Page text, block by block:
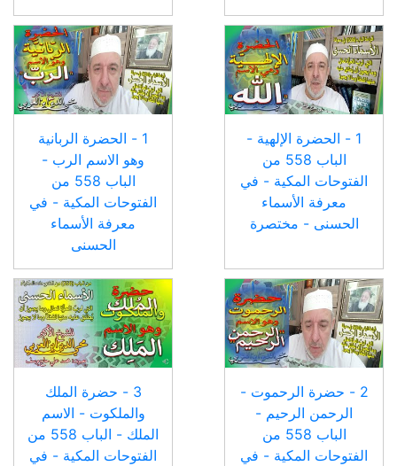
1 - الحضرة الإلهية -
الباب 558 من
الفتوحات المكية - في
معرفة الأسماء
الحسنى - مختصرة
1 - الحضرة الربانية
وهو الاسم الرب -
الباب 558 من
الفتوحات المكية - في
معرفة الأسماء
الحسنى
2 - حضرة الرحموت -
الرحمن الرحيم -
الباب 558 من
الفتوحات المكية - في
3 - حضرة الملك
والملكوت - الاسم
الملك - الباب 558 من
الفتوحات المكية - في